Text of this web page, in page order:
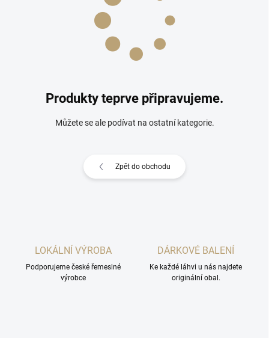
Produkty teprve připravujeme.
Můžete se ale podívat na ostatní kategorie.
Zpět do obchodu
LOKÁLNÍ VÝROBA
Podporujeme české řemeslné
výrobce
DÁRKOVÉ BALENÍ
Ke každé láhvi u nás najdete
originální obal.